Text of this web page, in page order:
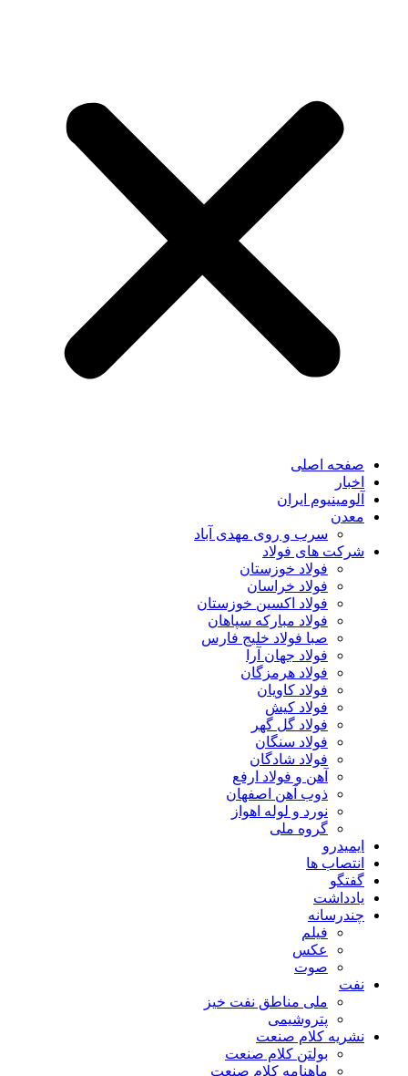
صفحه اصلی
اخبار
آلومینیوم ایران
معدن
سرب و روی مهدی آباد
شرکت های فولاد
فولاد خوزستان
فولاد خراسان
فولاد اکسین خوزستان
فولاد مبارکه سپاهان
صبا فولاد خلیج فارس
فولاد جهان آرا
فولاد هرمزگان
فولاد کاویان
فولاد کیش
فولاد گل گهر
فولاد سنگان
فولاد شادگان
آهن و فولاد ارفع
ذوب آهن اصفهان
نورد و لوله اهواز
گروه ملی
ایمیدرو
انتصاب ها
گفتگو
یادداشت
چندرسانه
فیلم
عکس
صوت
نفت
ملی مناطق نفت خیز
پتروشیمی
نشریه کلام صنعت
بولتن کلام صنعت
ماهنامه کلام صنعت